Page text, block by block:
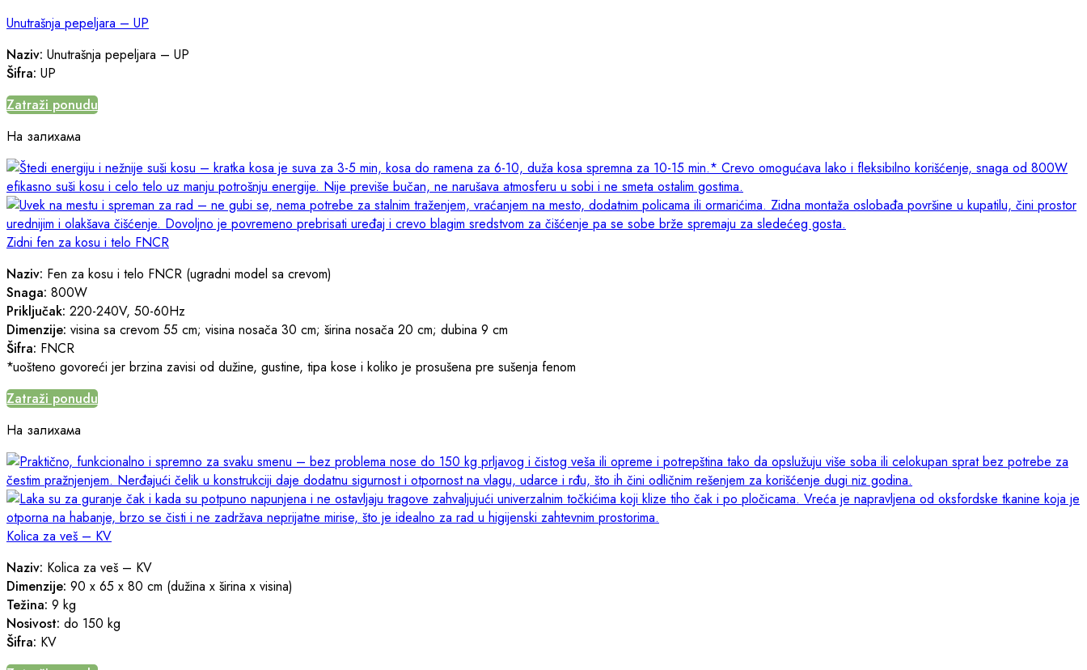
Unutrašnja pepeljara – UP
Naziv: Unutrašnja pepeljara – UP
Šifra: UP
Zatraži ponudu
На залихама
Zidni fen za kosu i telo FNCR
Naziv: Fen za kosu i telo FNCR (ugradni model sa crevom)
Snaga: 800W
Priključak: 220-240V, 50-60Hz
Dimenzije: visina sa crevom 55 cm; visina nosača 30 cm; širina nosača 20 cm; dubina 9 cm
Šifra: FNCR
*uošteno govoreći jer brzina zavisi od dužine, gustine, tipa kose i koliko je prosušena pre sušenja fenom
Zatraži ponudu
На залихама
Kolica za veš – KV
Naziv: Kolica za veš – KV
Dimenzije: 90 x 65 x 80 cm (dužina x širina x visina)
Težina: 9 kg
Nosivost: do 150 kg
Šifra: KV